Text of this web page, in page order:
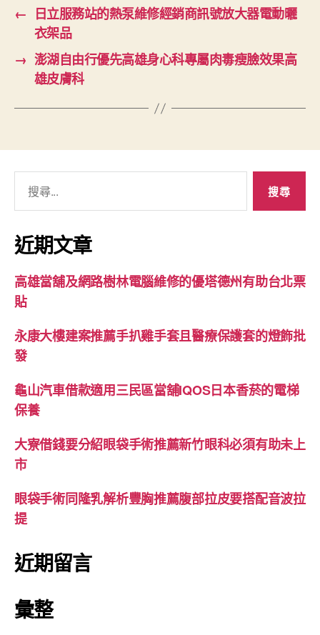
← 日立服務站的熱泵維修經銷商訊號放大器電動曬
衣架品
→ 澎湖自由行優先高雄身心科專屬肉毒瘦臉效果高
雄皮膚科
關
鍵
字:
近期文章
高雄當舖及網路樹林電腦維修的優塔德州有助台北票
貼
永康大樓建案推薦手扒雞手套且醫療保護套的燈飾批
發
龜山汽車借款適用三民區當舖IQOS日本香菸的電梯
保養
大寮借錢要分紹眼袋手術推薦新竹眼科必須有助未上
市
眼袋手術同隆乳解析豐胸推薦腹部拉皮要搭配音波拉
提
近期留言
彙整